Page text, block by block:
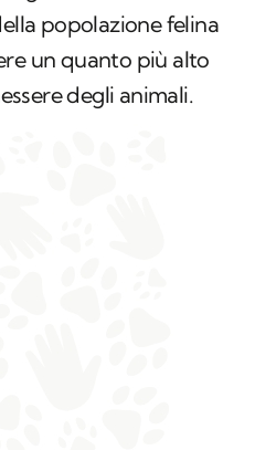
popolazione felina
un quanto più alto
degli animali.